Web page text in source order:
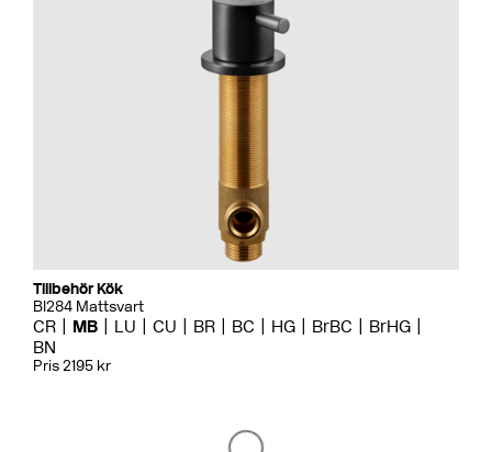
Tillbehör Kök
BI284 Mattsvart
CR MB LU CU BR BC HG BrBC
BrHG
BN
Pris 2195 kr